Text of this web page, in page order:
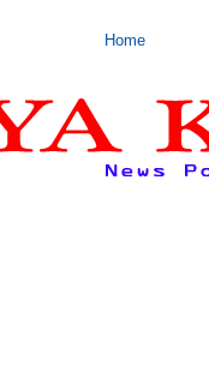
Home